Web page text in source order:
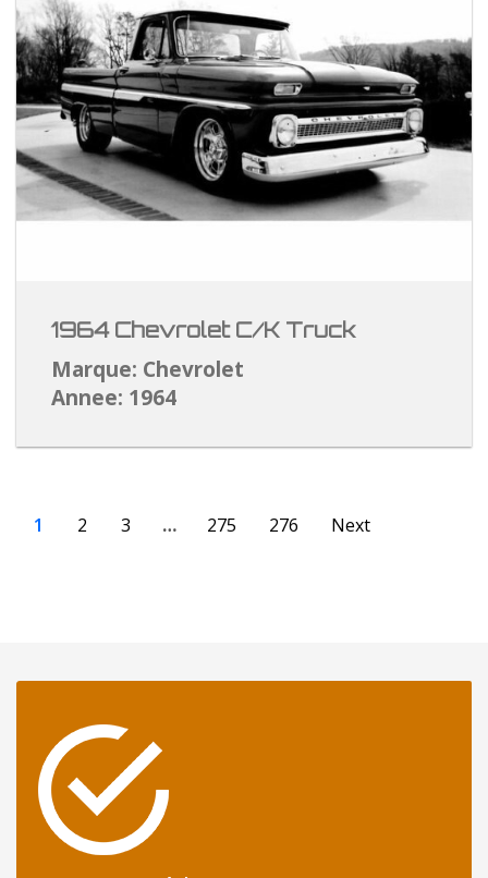
1964 Chevrolet C/K Truck
Marque: Chevrolet
Annee: 1964
1 2 3 … 275 276 Next